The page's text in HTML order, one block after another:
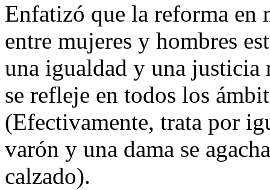
Enfatizó que la reforma en
entre mujeres y hombres
una igualdad y una justicia
se refleje en todos los
(Efectivamente, trata por
varón y una dama se
calzado).